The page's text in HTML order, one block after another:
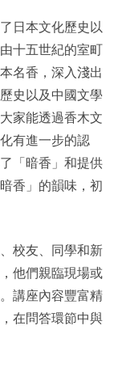
日本文化歷史以
十五世紀的室町
名香，深入淺出
史以及中國文學
家能透過香木文
有進一步的認
「暗香」和提供
香」的韻味，初
校友、同學和新
他們親臨現場或
講座內容豐富精
在問答環節中與